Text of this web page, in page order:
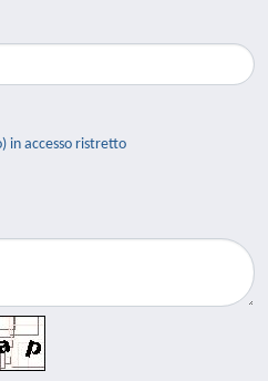
in accesso ristretto